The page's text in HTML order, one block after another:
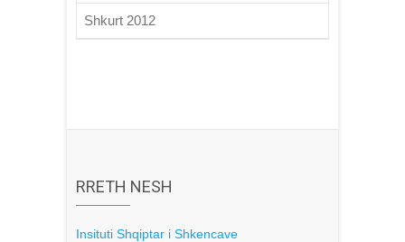
Shkurt 2012
RRETH NESH
Insituti Shqiptar i Shkencave